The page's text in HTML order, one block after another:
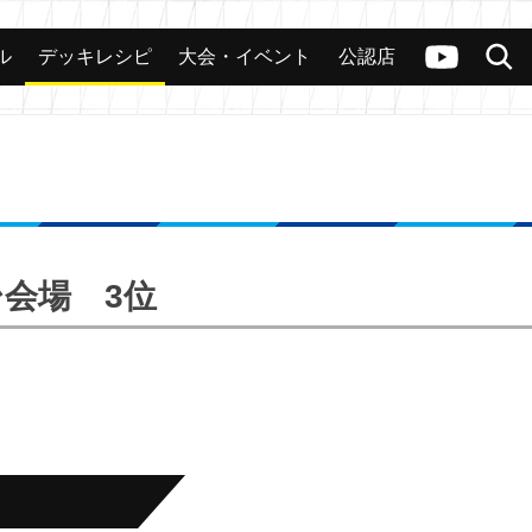
ヴァンガードch
検索
カード 大会 公認店舗 その他
デッキレシピ 大会・イベント 公認店
会場 3位